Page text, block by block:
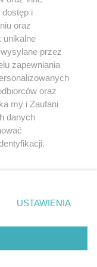
Dystrybucja
Prywatności
i
oraz
unikalne
przez
zapewniania
oraz
my i Zaufani
danych
prywatności
. Niektóre
się takiemu
tylko
USTAWIENIA